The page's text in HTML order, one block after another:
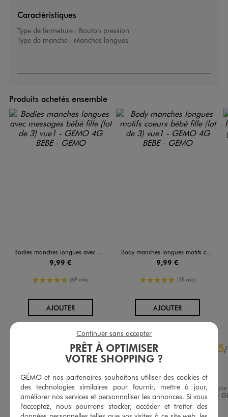
Caractéristiques
Type de fermeture : Bouton pression
Type de manche : Manches longues
Produits achetés ensemble
Bodies manches longues avec messages bébé fille (lot de 3)
9,99 €
5/5 de moyenne
(69 avis)
AJOUTERAU PANIER
Body manches longues motifs coeurs bébé fille (lot de 3)
9,99 €
5/5 de moyenne
(28 avis)
AJOUTERAU PANIER
4.9/5
Basé sur 22 avis soumis à un
contrôle
5/
Avis vérifié et récompensé
Très jolie
Avis du 07/08/2026
, suite à une
expérience du25/07/2026 par
PRÊT À OPTIMISER
VOTRE SHOPPING ?
GÉMO et nos partenaires souhaitons utiliser des cookies et
des technologies similaires pour fournir, mettre à jour,
améliorer nos services et personnaliser les annonces. Si vous
l'acceptez, nous pourrons stocker, accéder et traiter des
Continuer sans accepter